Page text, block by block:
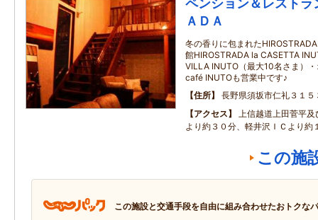
ペンション＆レストラ
ＡＤＡ
冬の香りに包まれた
館HIROSTRADA la CASETTA
VILLA INUTO（最大10名さま）
café INUTOも営業中です♪
住所
長野県須坂市仁礼３１５
アクセス
上信越道上田菅平
より約３０分、軽井沢ＩＣより約
この施
この施設と交通手段を自由に組み合わせたおトクな